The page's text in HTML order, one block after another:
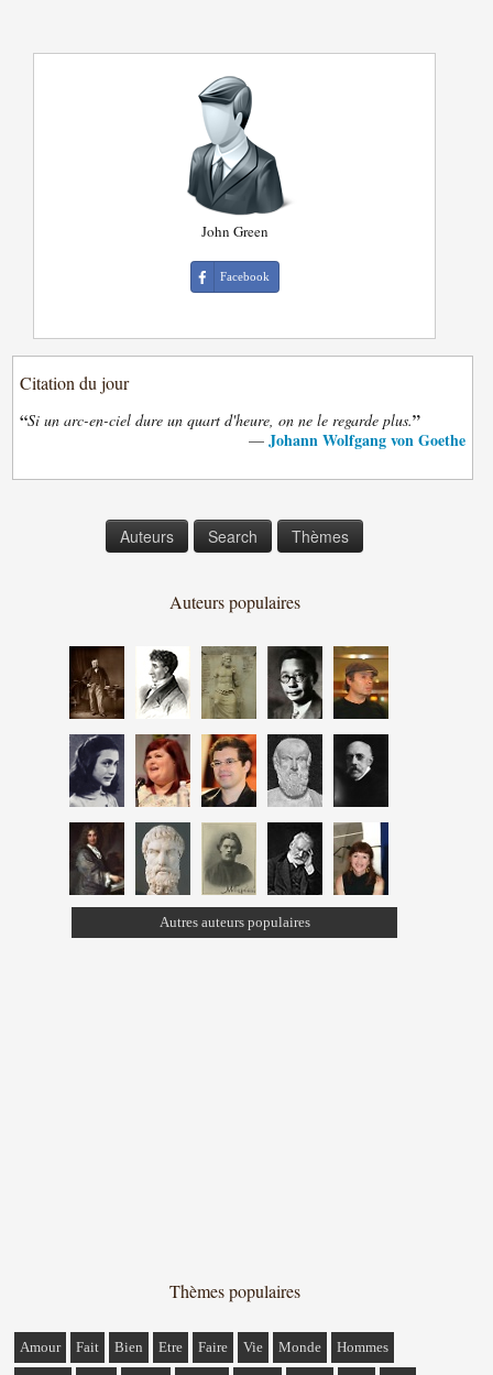
John Green
Facebook
Citation du jour
“Si un arc-en-ciel dure un quart d'heure, on ne le regarde plus.”
— Johann Wolfgang von Goethe
Auteurs Search Thèmes
Auteurs populaires
Autres auteurs populaires
Thèmes populaires
Amour Fait Bien Etre Faire Vie Monde Hommes